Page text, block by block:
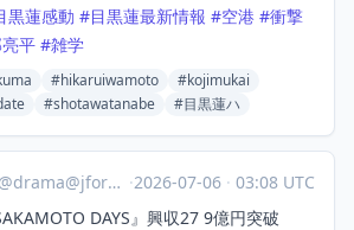
黒蓮感動 #目黒蓮最新情報 #空港 #衝撃
平 #雑学
#hikaruiwamoto
#kojimukai
#shotawatanabe #目黒蓮ハ
@drama@jforo.com ·2026-07-06 · 03:08 UTC
DAYS』興収27 9億円突破